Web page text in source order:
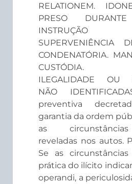
RELATIONEM.
PRESO
INSTRUÇÃO
SUPERVENIÊNCIA
CONDENATÓRIA.
CUSTÓDIA.
ILEGALIDADE OU
NÃO
preventiva
garantia da ordem
as
reveladas nos autos.
Se as
prática do ilícito
operandi, a